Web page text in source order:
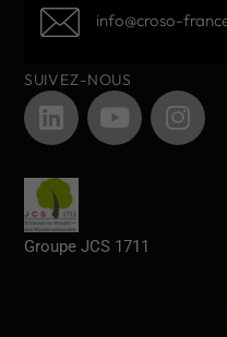
info@croso-
SUIVEZ-NOUS
Groupe JCS 1711